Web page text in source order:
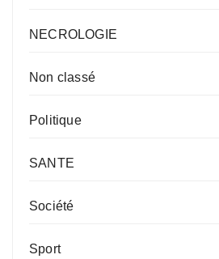
NECROLOGIE
Non classé
Politique
SANTE
Société
Sport